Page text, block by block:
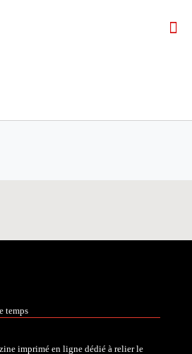
temps
imprimé en ligne dédié à relier le